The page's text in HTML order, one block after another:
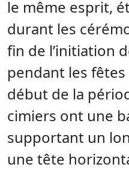
le même esprit,
durant les
fin de l’initiation
pendant les
début de la
cimiers ont une
supportant un
une tête